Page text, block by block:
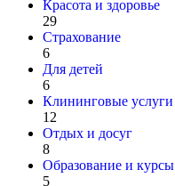
Красота и здоровье
29
Страхование
6
Для детей
6
Клининговые услуги
12
Отдых и досуг
8
Образование и курсы
5